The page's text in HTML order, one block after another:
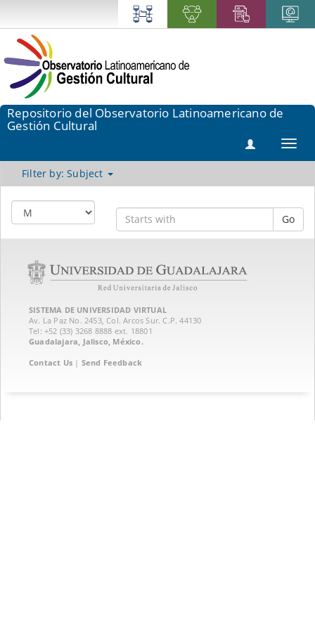
Repositorio del Observatorio Latinoamericano de
Gestión Cultural
Filter by: Subject
Go
SISTEMA DE UNIVERSIDAD VIRTUAL
Av. La Paz No. 2453, Col. Arcos Sur. C.P. 44130
Tel: +52 (33) 3268 8888‏ ext. 18801
Guadalajara, Jalisco, México.
Contact Us | Send Feedback